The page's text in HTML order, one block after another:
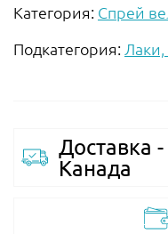
Категория: Спрей
Подкатегория:
Доставка
Канада